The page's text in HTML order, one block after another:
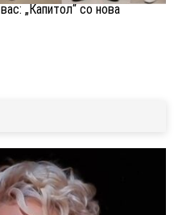
„Капитол“ со нова